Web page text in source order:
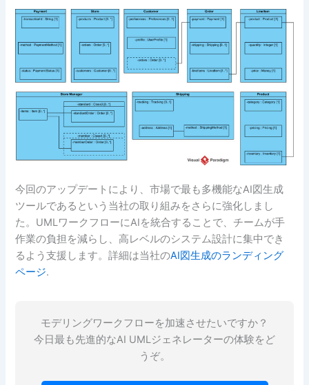
今回のアップデートにより、市場で最も多機能なAI図生成
ツールであるという当社の取り組みをさらに強化しまし
た。UMLワークフローにAIを統合することで、チームが手
作業の負担を減らし、高レベルのシステム設計に集中でき
るよう支援します。詳細は当社のAI図生成のランディング
ページ.
モデリングワークフローを加速させたいですか？
今日最も先進的なAI UMLジェネレーターの体験をど
うぞ。